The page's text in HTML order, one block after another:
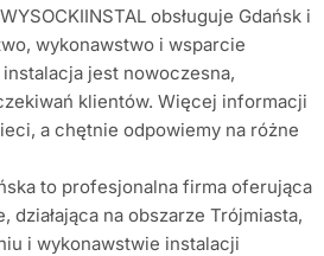
obsługuje Gdańsk i
wykonawstwo i wsparcie
jest nowoczesna,
klientów. Więcej informacji
a chętnie odpowiemy na różne
to profesjonalna firma oferująca
działająca na obszarze Trójmiasta,
i wykonawstwie instalacji